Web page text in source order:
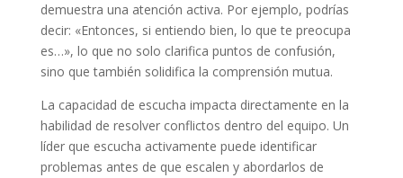
demuestra una atención activa. Por ejemplo, podrías
decir: «Entonces, si entiendo bien, lo que te preocupa
es…», lo que no solo clarifica puntos de confusión,
sino que también solidifica la comprensión mutua.
La capacidad de escucha impacta directamente en la
habilidad de resolver conflictos dentro del equipo. Un
líder que escucha activamente puede identificar
problemas antes de que escalen y abordarlos de